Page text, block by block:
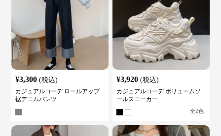
¥3,300 (税込)
カジュアルコーデ ロールアップ
裾デニムパンツ
¥3,920 (税込)
カジュアルコーデ ボリュームソ
ールスニーカー
全2色